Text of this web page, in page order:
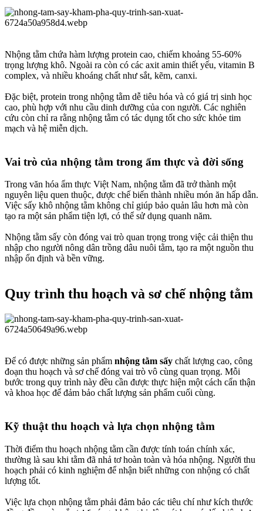
Nhộng tằm chứa hàm lượng protein cao, chiếm khoảng 55-60%
trọng lượng khô. Ngoài ra còn có các axit amin thiết yếu, vitamin B
complex, và nhiều khoáng chất như sắt, kẽm, canxi.
Đặc biệt, protein trong nhộng tằm dễ tiêu hóa và có giá trị sinh học
cao, phù hợp với nhu cầu dinh dưỡng của con người. Các nghiên
cứu còn chỉ ra rằng nhộng tằm có tác dụng tốt cho sức khỏe tim
mạch và hệ miễn dịch.
Vai trò của nhộng tằm trong ẩm thực và đời sống​
Trong văn hóa ẩm thực Việt Nam, nhộng tằm đã trở thành một
nguyên liệu quen thuộc, được chế biến thành nhiều món ăn hấp dẫn.
Việc sấy khô nhộng tằm không chỉ giúp bảo quản lâu hơn mà còn
tạo ra một sản phẩm tiện lợi, có thể sử dụng quanh năm.
Nhộng tằm sấy còn đóng vai trò quan trọng trong việc cải thiện thu
nhập cho người nông dân trồng dâu nuôi tằm, tạo ra một nguồn thu
nhập ổn định và bền vững.
Quy trình thu hoạch và sơ chế nhộng tằm​
Để có được những sản phẩm nhộng tằm sấy chất lượng cao, công
đoạn thu hoạch và sơ chế đóng vai trò vô cùng quan trọng. Mỗi
bước trong quy trình này đều cần được thực hiện một cách cẩn thận
và khoa học để đảm bảo chất lượng sản phẩm cuối cùng.
Kỹ thuật thu hoạch và lựa chọn nhộng tằm​
Thời điểm thu hoạch nhộng tằm cần được tính toán chính xác,
thường là sau khi tằm đã nhả tơ hoàn toàn và hóa nhộng. Người thu
hoạch phải có kinh nghiệm để nhận biết những con nhộng có chất
lượng tốt.
Việc lựa chọn nhộng tằm phải đảm bảo các tiêu chí như kích thước